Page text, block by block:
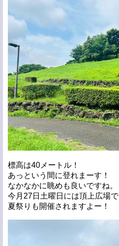
標高は40メートル！
あっという間に登れまーす！
なかなかに眺めも良いですね。
今月27日土曜日には頂上広場で
夏祭りも開催されますよー！